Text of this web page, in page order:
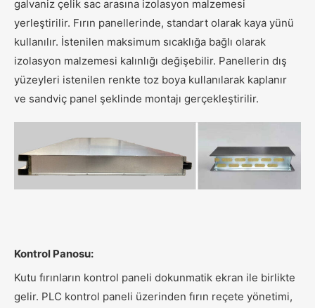
galvaniz çelik sac arasına izolasyon malzemesi
yerleştirilir. Fırın panellerinde, standart olarak kaya yünü
kullanılır. İstenilen maksimum sıcaklığa bağlı olarak
izolasyon malzemesi kalınlığı değişebilir. Panellerin dış
yüzeyleri istenilen renkte toz boya kullanılarak kaplanır
ve sandviç panel şeklinde montajı gerçekleştirilir.
Kontrol Panosu:
Kutu fırınların kontrol paneli dokunmatik ekran ile birlikte
gelir. PLC kontrol paneli üzerinden fırın reçete yönetimi,